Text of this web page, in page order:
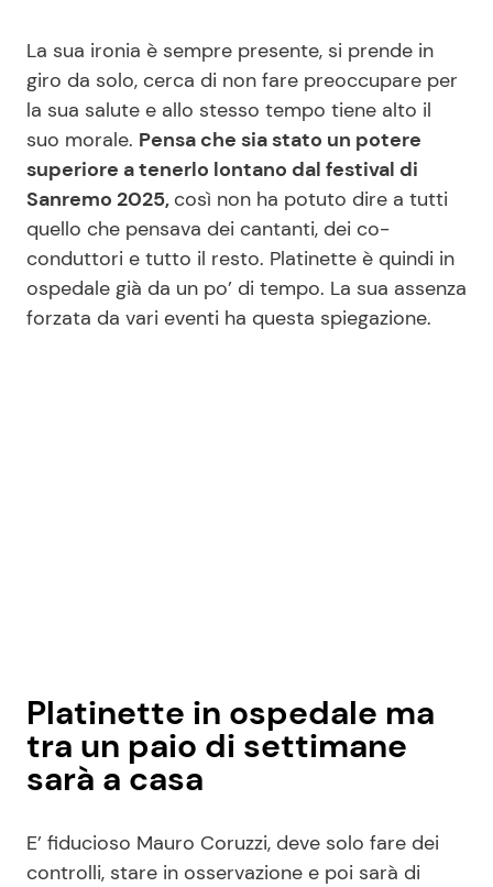
Info
Chi siamo
Disclaimer e Privacy
Redazione
Contattaci
Pubblicità
La sua ironia è sempre presente, si prende in
giro da solo, cerca di non fare preoccupare per
la sua salute e allo stesso tempo tiene alto il
suo morale. Pensa che sia stato un potere
superiore a tenerlo lontano dal festival di
Sanremo 2025, così non ha potuto dire a tutti
quello che pensava dei cantanti, dei co-
conduttori e tutto il resto. Platinette è quindi in
ospedale già da un po’ di tempo. La sua assenza
forzata da vari eventi ha questa spiegazione.
Platinette in ospedale ma
tra un paio di settimane
sarà a casa
E’ fiducioso Mauro Coruzzi, deve solo fare dei
controlli, stare in osservazione e poi sarà di